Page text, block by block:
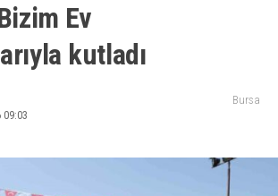
Ev
kutladı
09:03
Bursa